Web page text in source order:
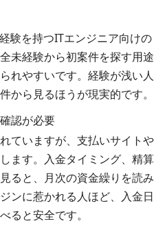
験を持つITエンジニア向けの
未経験から初案件を探す用途
れやすいです。経験が浅い人
から見るほうが現実的です。
認が必要
ていますが、支払いサイトや
ます。入金タイミング、精算
ると、月次の資金繰りを読み
ンに惹かれる人ほど、入金日
ると安全です。